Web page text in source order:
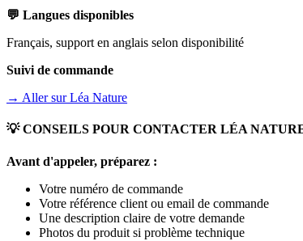
💬 Langues disponibles
Français, support en anglais selon disponibilité
Suivi de commande
→ Aller surLéa Nature
💡 CONSEILS POUR CONTACTER LÉA
Avant d'appeler, préparez :
Votre numéro de commande
Votre référence client ou email de commande
Une description claire de votre demande
Photos du produit si problème technique